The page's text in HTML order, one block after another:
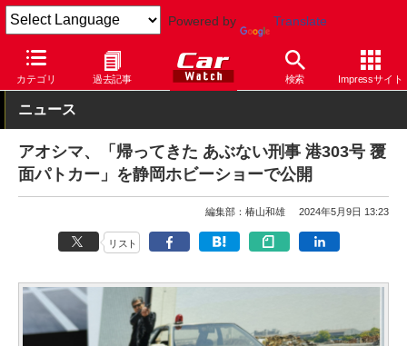
Powered by Translate
カテゴリ 過去記事 検索 Impressサイト
Car Watch 自動車
ニュース
アオシマ、「帰ってきた あぶない刑事 港303号 覆
面パトカー」を静岡ホビーショーで公開
編集部：椿山和雄 2024年5月9日 13:23
リスト